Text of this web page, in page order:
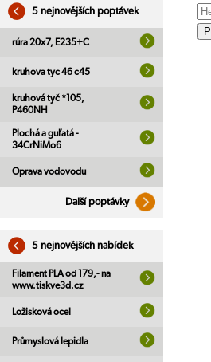
5 nejnovějších poptávek
rúra 20x7, E235+C
kruhova tyc 46 c45
kruhová tyč *105,
P460NH
Plochá a guľatá -
34CrNiMo6
Oprava vodovodu
Další poptávky
5 nejnovějších nabídek
Filament PLA od 179,- na
www.tiskve3d.cz
Ložisková ocel
Průmyslová lepidla